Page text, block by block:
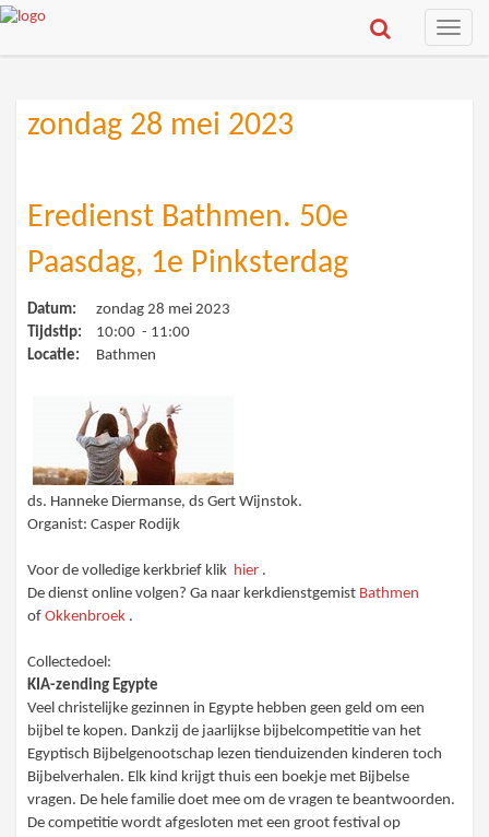
Toggle
zondag 28 mei 2023
Eredienst Bathmen. 50e
Paasdag, 1e Pinksterdag
Datum:
zondag 28 mei 2023
Tijdstip:
10:00 - 11:00
Locatie:
Bathmen
ds. Hanneke Diermanse, ds Gert Wijnstok.
Organist: Casper Rodijk
Voor de volledige kerkbrief klik hier .
De dienst online volgen? Ga naar kerkdienstgemist Bathmen
ofOkkenbroek .
Collectedoel:
KIA-zending Egypte
Veel christelijke gezinnen in Egypte hebben geen geld om een
bijbel te kopen. Dankzij de jaarlijkse bijbelcompetitie van het
Egyptisch Bijbelgenootschap lezen tienduizenden kinderen toch
Bijbelverhalen. Elk kind krijgt thuis een boekje met Bijbelse
vragen. De hele familie doet mee om de vragen te beantwoorden.
De competitie wordt afgesloten met een groot festival op